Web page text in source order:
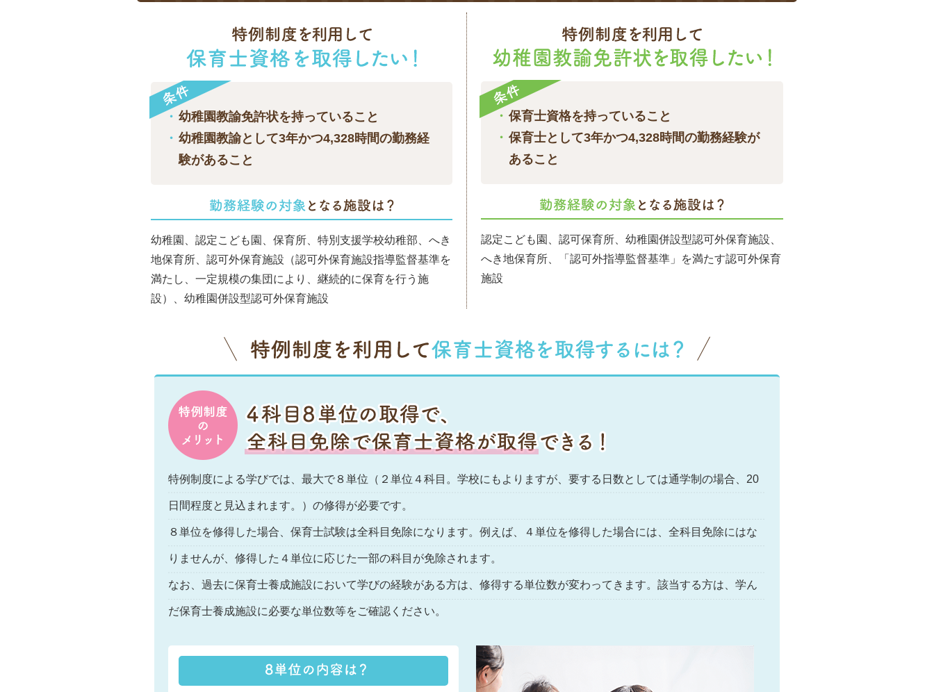
幼稚園教諭免許状を持っていること
幼稚園教諭として3年かつ4,328時間の勤務経
験があること
幼稚園、認定こども園、保育所、特別支援学校幼稚部、へき
地保育所、認可外保育施設（認可外保育施設指導監督基準を
満たし、一定規模の集団により、継続的に保育を行う施
設）、幼稚園併設型認可外保育施設
保育士資格を持っていること
保育士として3年かつ4,328時間の勤務経験が
あること
認定こども園、認可保育所、幼稚園併設型認可外保育施設、
へき地保育所、「認可外指導監督基準」を満たす認可外保育
施設
特例制度による学びでは、最大で８単位（２単位４科目。学校にもよりますが、要する日数としては通学制の場合、20
日間程度と見込まれます。）の修得が必要です。
８単位を修得した場合、保育士試験は全科目免除になります。例えば、４単位を修得した場合には、全科目免除にはな
りませんが、修得した４単位に応じた一部の科目が免除されます。
なお、過去に保育士養成施設において学びの経験がある方は、修得する単位数が変わってきます。該当する方は、学ん
だ保育士養成施設に必要な単位数等をご確認ください。